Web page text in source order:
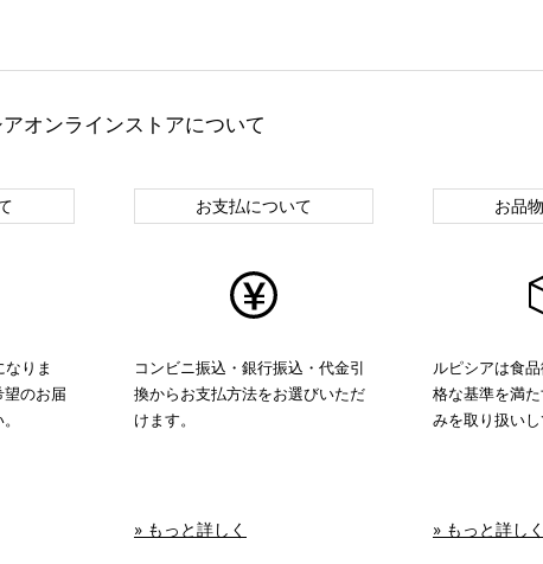
オンラインストアについて
りま
のお届
お支払について
コンビニ振込・銀行振込・代金引
換からお支払方法をお選びいただ
けます。
» もっと詳しく
お品
ルピシアは食
格な基準を満
みを取り扱いし
» もっと詳しく